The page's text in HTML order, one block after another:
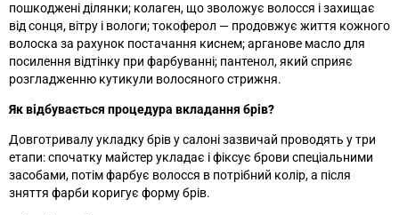
пошкоджені ділянки; колаген, що зволожує волосся і захищає
від сонця, вітру і вологи; токоферол — продовжує життя кожного
волоска за рахунок постачання киснем; арганове масло для
посилення відтінку при фарбуванні; пантенол, який сприяє
розгладженню кутикули волосяного стрижня.
Як відбувається процедура вкладання брів?
Довготривалу укладку брів у салоні зазвичай проводять у три
етапи: спочатку майстер укладає і фіксує брови спеціальними
засобами, потім фарбує волосся в потрібний колір, а після
зняття фарби коригує форму брів.